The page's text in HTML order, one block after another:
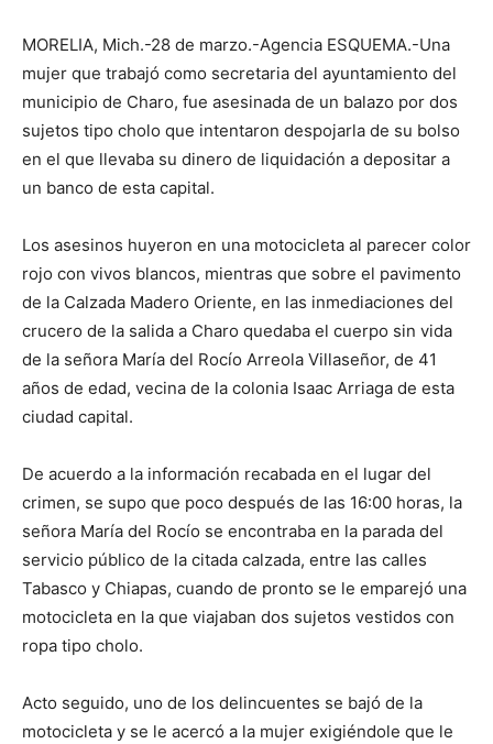
MORELIA, Mich.-28 de marzo.-Agencia ESQUEMA.-Una
mujer que trabajó como secretaria del ayuntamiento del
municipio de Charo, fue asesinada de un balazo por dos
sujetos tipo cholo que intentaron despojarla de su bolso
en el que llevaba su dinero de liquidación a depositar a
un banco de esta capital.
Los asesinos huyeron en una motocicleta al parecer color
rojo con vivos blancos, mientras que sobre el pavimento
de la Calzada Madero Oriente, en las inmediaciones del
crucero de la salida a Charo quedaba el cuerpo sin vida
de la señora María del Rocío Arreola Villaseñor, de 41
años de edad, vecina de la colonia Isaac Arriaga de esta
ciudad capital.
De acuerdo a la información recabada en el lugar del
crimen, se supo que poco después de las 16:00 horas, la
señora María del Rocío se encontraba en la parada del
servicio público de la citada calzada, entre las calles
Tabasco y Chiapas, cuando de pronto se le emparejó una
motocicleta en la que viajaban dos sujetos vestidos con
ropa tipo cholo.
Acto seguido, uno de los delincuentes se bajó de la
motocicleta y se le acercó a la mujer exigiéndole que le